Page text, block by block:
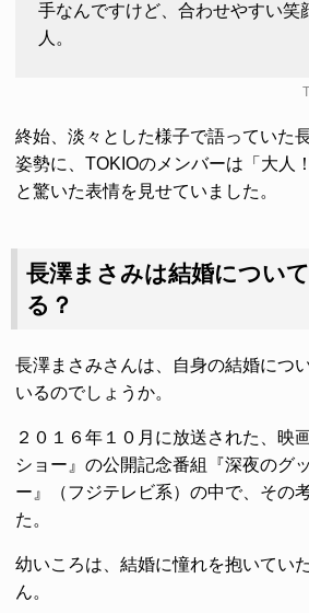
手なんですけど、合わせやすい笑
人。
終始、淡々とした様子で語っていた
姿勢に、TOKIOのメンバーは「大人
と驚いた表情を見せていました。
長澤まさみは結婚につい
る？
長澤まさみさんは、自身の結婚につ
いるのでしょうか。
２０１６年１０月に放送された、映
ショー』の公開記念番組『深夜のグ
ー』（フジテレビ系）の中で、その
た。
幼いころは、結婚に憧れを抱いてい
ん。